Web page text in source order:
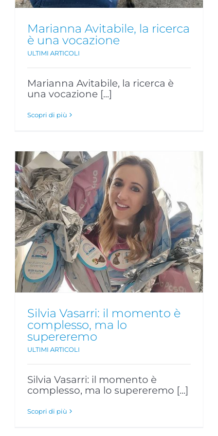
Marianna Avitabile, la ricerca
è una vocazione
ULTIMI ARTICOLI
Marianna Avitabile, la ricerca è
una vocazione [...]
Scopri di più
Silvia Vasarri: il momento è
complesso, ma lo
supereremo
ULTIMI ARTICOLI
Silvia Vasarri: il momento è
complesso, ma lo supereremo [...]
Scopri di più